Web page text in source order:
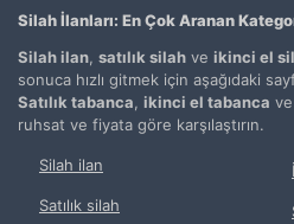
Silah İlanları: En Çok Aranan
Silah ilan, satılık silah ve ikinci el
sonuca hızlı gitmek için aşağıdaki
Satılık tabanca, ikinci el tabanca ve
ruhsat ve fiyata göre karşılaştırın.
Silah ilan
Satılık silah